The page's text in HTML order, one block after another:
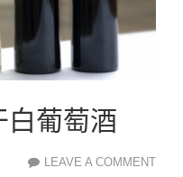
葡萄酒
LEAVE A COMMENT